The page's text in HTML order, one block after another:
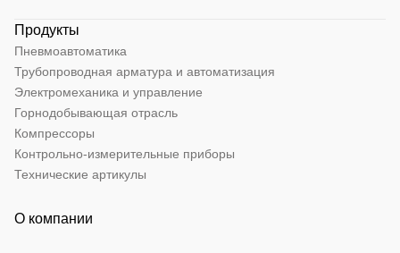
Продукты
Пневмоавтоматика
Трубопроводная арматура и автоматизация
Электромеханика и управление
Горнодобывающая отрасль
Компрессоры
Контрольно-измерительные приборы
Технические артикулы
О компании